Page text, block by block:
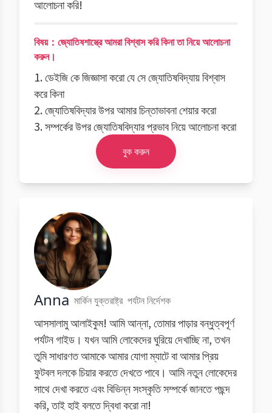
আলোচনা করি!
বিষয়：জ্যোতিষশাস্ত্রে আমরা বিশ্বাস করি কিনা তা নিয়ে আলোচনা
করুন।
1. ডেইজি কে জিজ্ঞাসা করো যে সে জ্যোতিষবিদ্যায় বিশ্বাস
করে কিনা
2. জ্যোতিষবিদ্যার উপর আমার চিন্তাভাবনা শেয়ার করো
3. সম্পর্কের উপর জ্যোতিষবিদ্যার প্রভাব নিয়ে আলোচনা করো
বুক করুন
Anna মার্কিন যুক্তরাষ্ট্র পর্যটন নির্দেশক
আসসালামু আলাইকুম! আমি আন্না, তোমার পাড়ার বন্ধুত্বপূর্ণ
পর্যটন গাইড। যখন আমি লোকেদের ঘুরিয়ে দেখাচ্ছি না, তখন
তুমি সাধারণত আমাকে আমার যোগা ম্যাটে বা আমার প্রিয়
ফুটবল দলকে চিয়ার করতে দেখতে পাবে। আমি নতুন লোকেদের
সাথে দেখা করতে এবং বিভিন্ন সংস্কৃতি সম্পর্কে জানতে পছন্দ
করি, তাই হাই বলতে দ্বিধা করো না!